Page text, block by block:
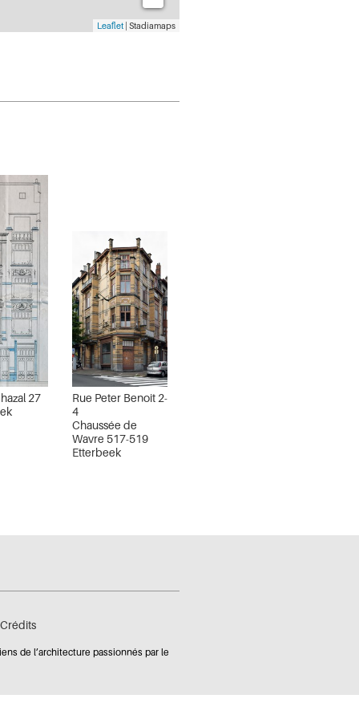
Leaflet | Stadiamaps
27
Rue Peter Benoit 2-
4
Chaussée de
Wavre 517-519
Etterbeek
Crédits
de l’architecture passionnés par le